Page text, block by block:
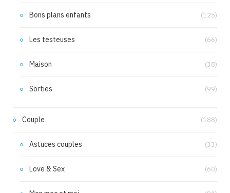
Bons plans enfants (125)
Les testeuses (66)
Maison (38)
Sorties (99)
Couple (188)
Astuces couples (33)
Love & Sex (60)